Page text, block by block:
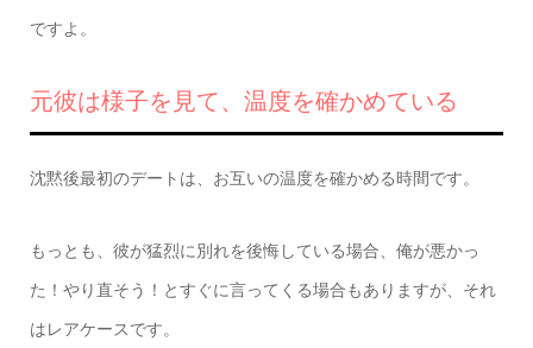
ですよ。
元彼は様子を見て、温度を確かめている
沈黙後最初のデートは、お互いの温度を確かめる時間です。
もっとも、彼が猛烈に別れを後悔している場合、俺が悪かっ
た！やり直そう！とすぐに言ってくる場合もありますが、それ
はレアケースです。